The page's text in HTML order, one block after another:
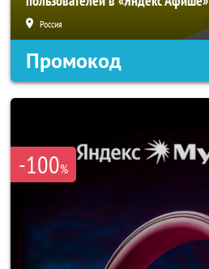
Россия
Промокод
-100%